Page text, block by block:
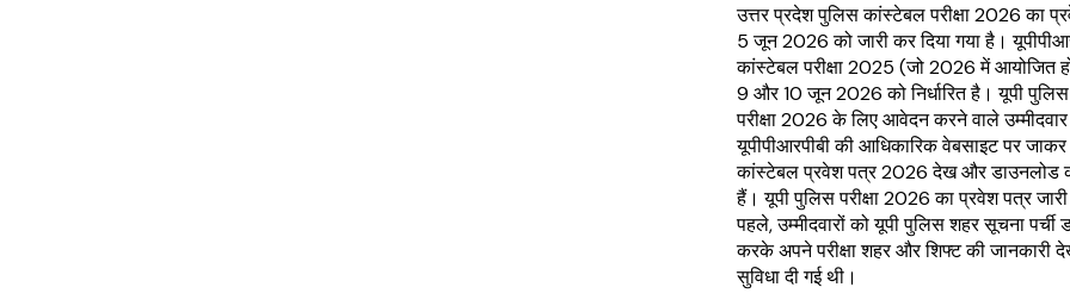
उत्तर प्रदेश पुलिस कांस्टेबल परीक्षा 2026 का
5 जून 2026 को जारी कर दिया गया है।
कांस्टेबल परीक्षा 2025 (जो 2026 में आयोजित
9 और 10 जून 2026 को निर्धारित है। यूपी
परीक्षा 2026 के लिए आवेदन करने वाले उम्मीदवार
यूपीपीआरपीबी की आधिकारिक वेबसाइट पर जाकर
कांस्टेबल प्रवेश पत्र 2026 देख और
हैं। यूपी पुलिस परीक्षा 2026 का प्रवेश पत्र
पहले, उम्मीदवारों को यूपी पुलिस शहर सूचना पर्ची
करके अपने परीक्षा शहर और शिफ्ट की जानकारी
सुविधा दी गई थी।